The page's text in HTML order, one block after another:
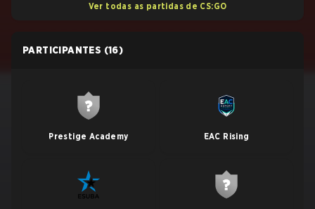
Ver todas as partidas de CS:GO
PARTICIPANTES (16)
Prestige Academy EAC Rising